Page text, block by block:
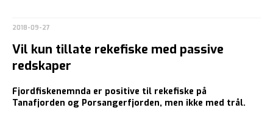
2018-09-27
Vil kun tillate rekefiske med passive
redskaper
Fjordfiskenemnda er positive til rekefiske på
Tanafjorden og Porsangerfjorden, men ikke med trål.